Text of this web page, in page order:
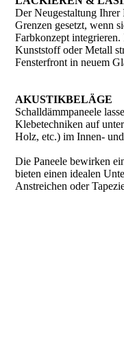
Der Neugestaltung Ihrer
Grenzen gesetzt, wenn
Farbkonzept
Kunststoff oder Metall
Fensterfront in neuem
AKUSTIKBELÄGE
Schalldämmpaneele
Klebetechniken auf
Holz, etc.) im Innen-
Die Paneele bewirken
bieten einen idealen
Anstreichen oder